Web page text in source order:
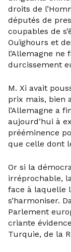
droits de
députés de
coupables de
Ouïghours et
l’Allemagne ne
durcissement
M. Xi avait
prix mais, bien
l’Allemagne a
aujourd’hui à
prééminence
que celle dont
Or si la
irréprochable,
face à laquelle
s’harmoniser.
Parlement
criante
Turquie, de la